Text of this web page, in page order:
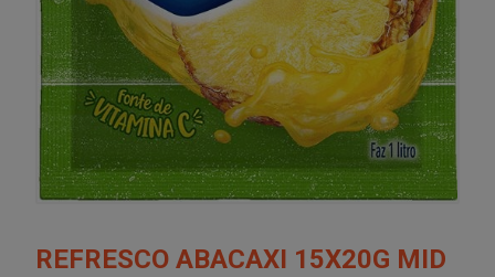
REFRESCO ABACAXI 15X20G MID